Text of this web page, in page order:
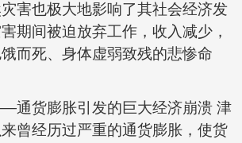
害也极大地影响了其社会经济发
期间被迫放弃工作，收入减少，
而死、身体虚弱致残的悲惨命
通货膨胀引发的巨大经济崩溃 津
曾经历过严重的通货膨胀，使货